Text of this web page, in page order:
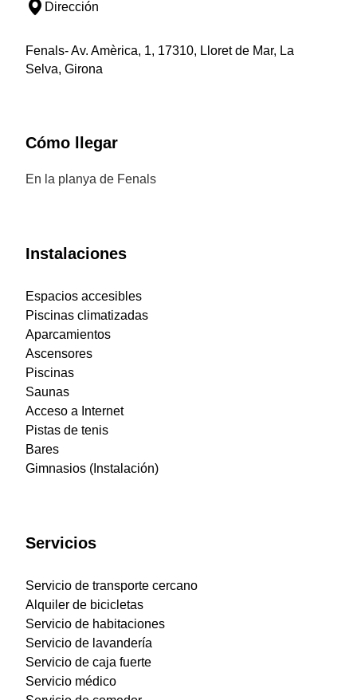
Dirección
Fenals- Av. Amèrica, 1, 17310, Lloret de Mar, La
Selva, Girona
Cómo llegar
En la planya de Fenals
Instalaciones
Espacios accesibles
Piscinas climatizadas
Aparcamientos
Ascensores
Piscinas
Saunas
Acceso a Internet
Pistas de tenis
Bares
Gimnasios (Instalación)
Servicios
Servicio de transporte cercano
Alquiler de bicicletas
Servicio de habitaciones
Servicio de lavandería
Servicio de caja fuerte
Servicio médico